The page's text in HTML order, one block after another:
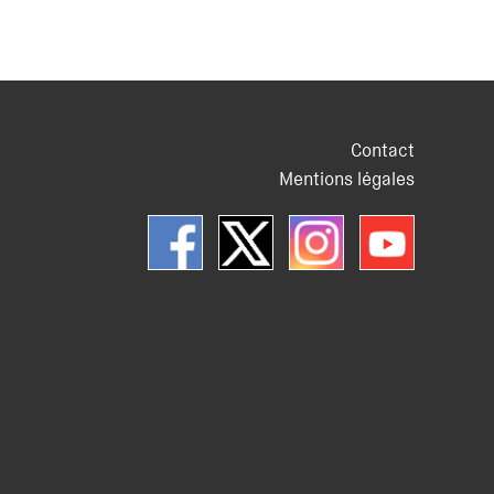
Contact
Mentions légales